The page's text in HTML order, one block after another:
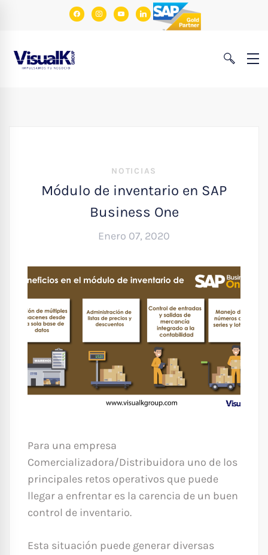
facebookinstagram
youtubelinkedin
NOTICIAS
Módulo de inventario en SAP
Business One
Enero 07, 2020
Para una empresa
Comercializadora/Distribuidora uno de los
principales retos operativos que puede
llegar a enfrentar es la carencia de un buen
control de inventario.
Esta situación puede generar diversas